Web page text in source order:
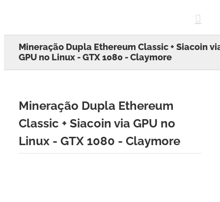
Mineração Dupla Ethereum Classic + Siacoin
GPU no Linux - GTX 1080 - Claymore
Mineração Dupla Ethereum
Classic + Siacoin via GPU no
Linux - GTX 1080 - Claymore